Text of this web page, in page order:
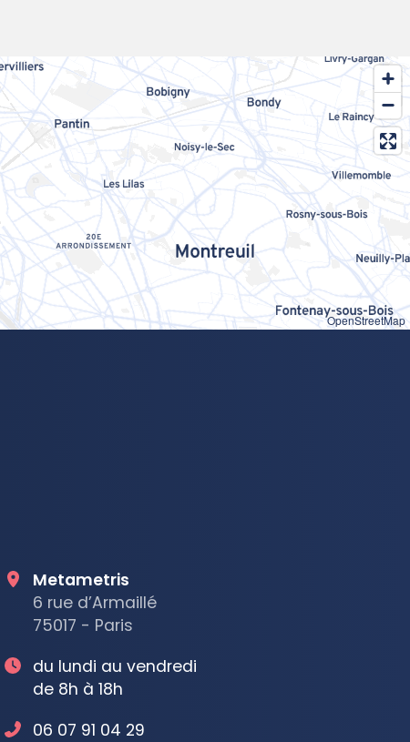
OpenStreetMap
Metametris
6 rue d’Armaillé
75017 - Paris
du lundi au vendredi
de 8h à 18h
06 07 91 04 29